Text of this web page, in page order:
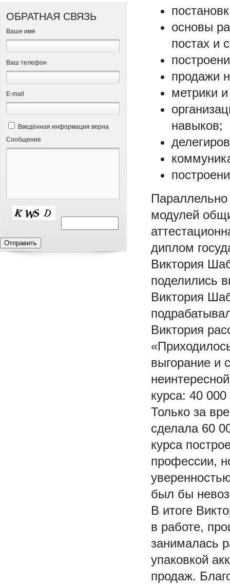
ОБРАТНАЯ СВЯЗЬ
Ваше имя
Ваш телефон
Е-mail
Введённая информация верна
Сообщение
основы
постах и
продажи
метрики
навыков;
модулей
диплом
Виктория
поделились
Виктория
Виктория
выгорание и
курса: 40
Только за
сделала 60
курса
профессии,
был бы
В итоге
в работе,
занималась
упаковкой
продаж.